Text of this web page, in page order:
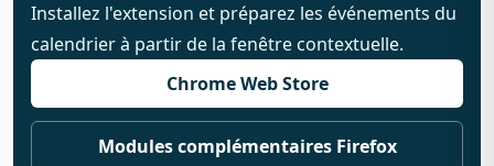
Installez l'extension et préparez les événements du
calendrier à partir de la fenêtre contextuelle.
Chrome Web Store
Modules complémentaires Firefox